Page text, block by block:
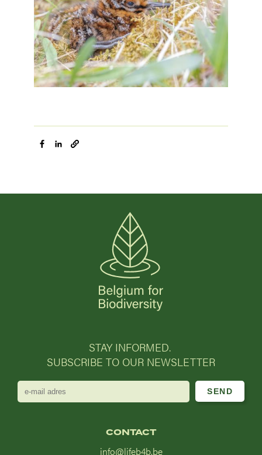
STAY INFORMED.
SUBSCRIBE TO OUR NEWSLETTER
e-
mail
CONTACT
info@lifeb4b.be